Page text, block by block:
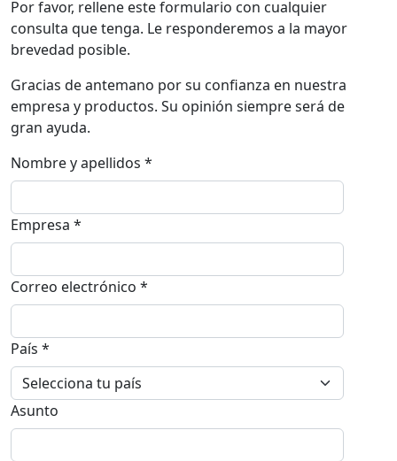
Por favor, rellene este formulario con cualquier
consulta que tenga. Le responderemos a la mayor
brevedad posible.
Gracias de antemano por su confianza en nuestra
empresa y productos. Su opinión siempre será de
gran ayuda.
Nombre y apellidos *
Empresa *
Correo electrónico *
País *
Asunto